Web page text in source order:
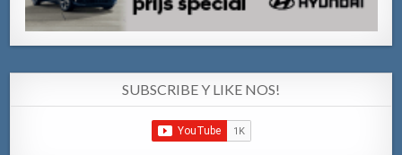
SUBSCRIBE Y LIKE NOS!